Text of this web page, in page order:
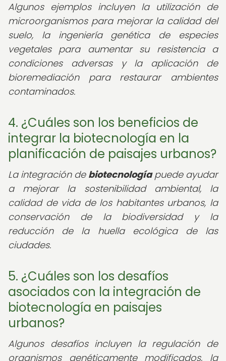
Algunos ejemplos incluyen la utilización de
microorganismos para mejorar la calidad del
suelo, la ingeniería genética de especies
vegetales para aumentar su resistencia a
condiciones adversas y la aplicación de
bioremediación para restaurar ambientes
contaminados.
4. ¿Cuáles son los beneficios de
integrar la biotecnología en la
planificación de paisajes urbanos?
La integración de biotecnologíapuede ayudar
a mejorar la sostenibilidad ambiental, la
calidad de vida de los habitantes urbanos, la
conservación de la biodiversidad y la
reducción de la huella ecológica de las
ciudades.
5. ¿Cuáles son los desafíos
asociados con la integración de
biotecnología en paisajes
urbanos?
Algunos desafíos incluyen la regulación de
organismos genéticamente modificados, la